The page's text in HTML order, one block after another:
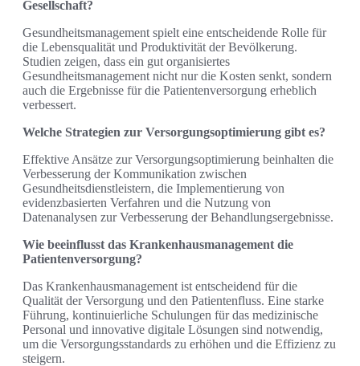
Gesellschaft?
Gesundheitsmanagement spielt eine entscheidende Rolle für
die Lebensqualität und Produktivität der Bevölkerung.
Studien zeigen, dass ein gut organisiertes
Gesundheitsmanagement nicht nur die Kosten senkt, sondern
auch die Ergebnisse für die Patientenversorgung erheblich
verbessert.
Welche Strategien zur Versorgungsoptimierung gibt es?
Effektive Ansätze zur Versorgungsoptimierung beinhalten die
Verbesserung der Kommunikation zwischen
Gesundheitsdienstleistern, die Implementierung von
evidenzbasierten Verfahren und die Nutzung von
Datenanalysen zur Verbesserung der Behandlungsergebnisse.
Wie beeinflusst das Krankenhausmanagement die
Patientenversorgung?
Das Krankenhausmanagement ist entscheidend für die
Qualität der Versorgung und den Patientenfluss. Eine starke
Führung, kontinuierliche Schulungen für das medizinische
Personal und innovative digitale Lösungen sind notwendig,
um die Versorgungsstandards zu erhöhen und die Effizienz zu
steigern.